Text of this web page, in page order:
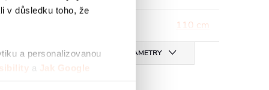
v důsledku toho, že
a personalizovanou
a Jak Google
110 cm
VŠECHNY PARAMETRY